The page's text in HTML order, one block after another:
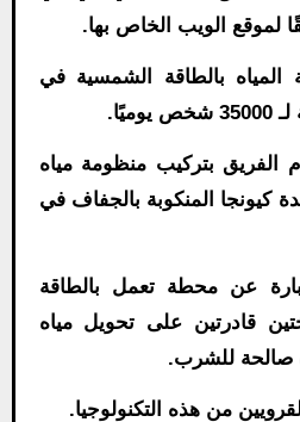
لموقع الويب الخاص بها.
بالطاقة الشمسية في
الفريق بتركيب منظومة مياه
كيونجا المنكوبة بالجفاف في
عن محطة تعمل بالطاقة
قادرتين على تحويل مياه
صالحة للشرب.
من هذه التكنولوجيا.